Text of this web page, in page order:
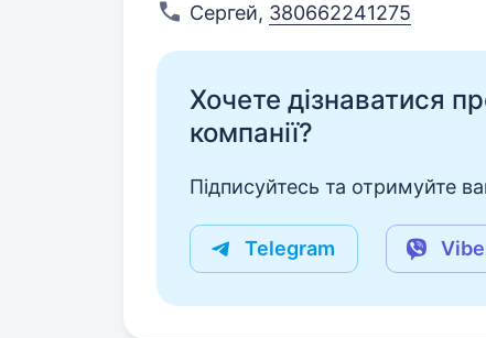
Сергей, 380662241275
Хочете дізнаватися
компанії?
Підписуйтесь та отримуйте
Telegram